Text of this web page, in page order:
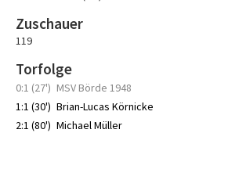
Zuschauer
119
Torfolge
0:1 (27') MSV Börde 1948
1:1 (30') Brian-Lucas Körnicke
2:1 (80') Michael Müller